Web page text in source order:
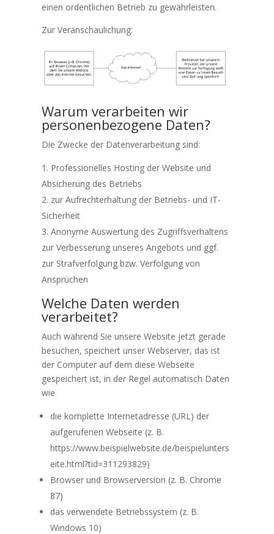
einen ordentlichen Betrieb zu gewährleisten.
Zur Veranschaulichung:
Warum verarbeiten wir
personenbezogene Daten?
Die Zwecke der Datenverarbeitung sind:
Professionelles Hosting der Website und
Absicherung des Betriebs
zur Aufrechterhaltung der Betriebs- und IT-
Sicherheit
Anonyme Auswertung des Zugriffsverhaltens
zur Verbesserung unseres Angebots und ggf.
zur Strafverfolgung bzw. Verfolgung von
Ansprüchen
Welche Daten werden
verarbeitet?
Auch während Sie unsere Website jetzt gerade
besuchen, speichert unser Webserver, das ist
der Computer auf dem diese Webseite
gespeichert ist, in der Regel automatisch Daten
wie
die komplette Internetadresse (URL) der
aufgerufenen Webseite (z. B.
https://www.beispielwebsite.de/beispielunters
eite.html?tid=311293829)
Browser und Browserversion (z. B. Chrome
87)
das verwendete Betriebssystem (z. B.
Windows 10)